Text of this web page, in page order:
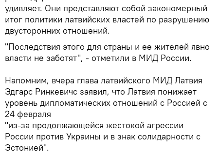
удивляет. Они представляют собой закономерный
итог политики латвийских властей по разрушению
двусторонних отношений.
"Последствия этого для страны и ее жителей явно
власти не заботят", - отметили в МИД России.
Напомним, вчера глава латвийского МИД Латвия
Эдгарс Ринкевичс заявил, что Латвия понижает
уровень дипломатических отношений с Россией с
24 февраля
"из-за продолжающейся жестокой агрессии
России против Украины и в знак солидарности с
Эстонией".